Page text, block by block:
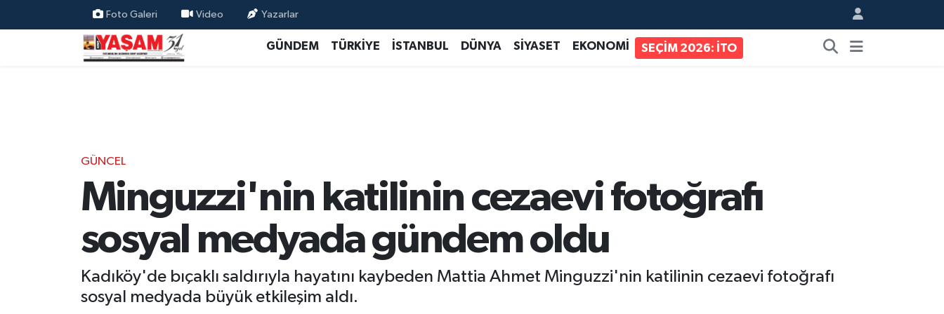
Foto Galeri Video Yazarlar
GÜNDEM TÜRKİYE İSTANBUL DÜNYA SİYASET EKONOMİ SEÇİM 2026: İTO
GÜNCEL
Minguzzi'nin katilinin cezaevi fotoğrafı
sosyal medyada gündem oldu
Kadıköy'de bıçaklı saldırıyla hayatını kaybeden Mattia Ahmet Minguzzi'nin katilinin cezaevi fotoğrafı
sosyal medyada büyük etkileşim aldı.